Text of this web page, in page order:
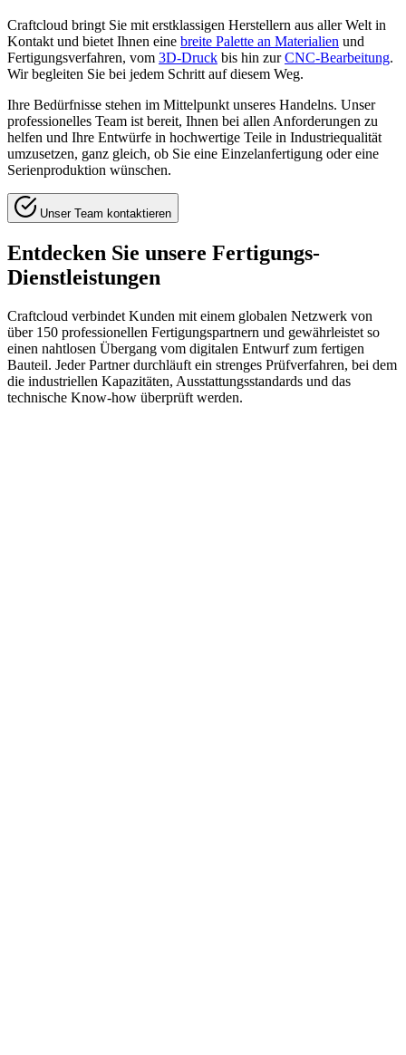
Craftcloud bringt Sie mit erstklassigen Herstellern aus aller Welt in
Kontakt und bietet Ihnen eine breite Palette an Materialien und
Fertigungsverfahren, vom 3D-Druck bis hin zurCNC-Bearbeitung.
Wir begleiten Sie bei jedem Schritt auf diesem Weg.
Ihre Bedürfnisse stehen im Mittelpunkt unseres Handelns. Unser
professionelles Team ist bereit, Ihnen bei allen Anforderungen zu
helfen und Ihre Entwürfe in hochwertige Teile in Industriequalität
umzusetzen, ganz gleich, ob Sie eine Einzelanfertigung oder eine
Serienproduktion wünschen.
Unser Team kontaktieren
Entdecken Sie unsere Fertigungs-
Dienstleistungen
Craftcloud verbindet Kunden mit einem globalen Netzwerk von
über 150 professionellen Fertigungspartnern und gewährleistet so
einen nahtlosen Übergang vom digitalen Entwurf zum fertigen
Bauteil. Jeder Partner durchläuft ein strenges Prüfverfahren, bei dem
die industriellen Kapazitäten, Ausstattungsstandards und das
technische Know-how überprüft werden.